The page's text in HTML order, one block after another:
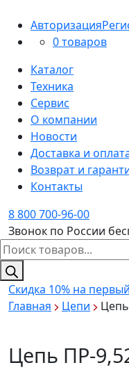
Авторизация
0 товаров
Каталог
Техника
Сервис
О компании
Новости
Доставка и
Возврат и
Контакты
8 800 700-96-00
Звонок по России
Поиск
товаров
Скидка 10% на
Главная
Цепи
Цепь ПР-